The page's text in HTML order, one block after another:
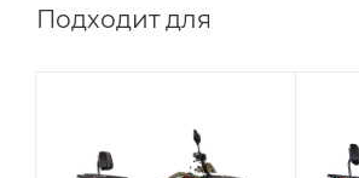
Подходит для